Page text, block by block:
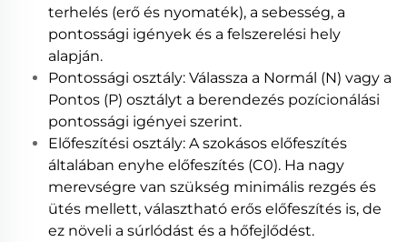
terhelés (erő és nyomaték), a sebesség, a
pontossági igények és a felszerelési hely
alapján.
Pontossági osztály: Válassza a Normál (N) vagy a
Pontos (P) osztályt a berendezés pozícionálási
pontossági igényei szerint.
Előfeszítési osztály: A szokásos előfeszítés
általában enyhe előfeszítés (C0). Ha nagy
merevségre van szükség minimális rezgés és
ütés mellett, választható erős előfeszítés is, de
ez növeli a súrlódást és a hőfejlődést.